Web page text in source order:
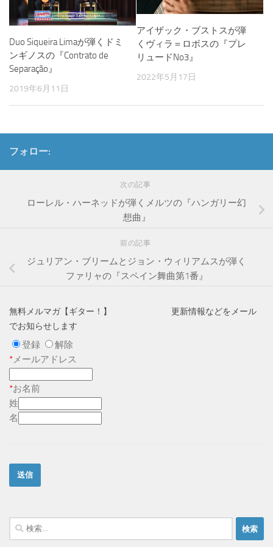
Duo Siqueira Limaが弾くドミ
ンギノスの『Contrato de
Separação』
2019年6月11日
アイザック・ブストスが弾
くヴィラ＝ロボスの『プレ
リュードNo3』
2022年5月17日
フォロー:
次の記事
ローレル・ハーネッドが弾くメルツの『ハンガリー幻
想曲』
前の記事
ジュリアン・ブリームとジョン・ウィリアムスが弾く
ファリャの『スペイン舞曲第1番』
無料メルマガ【ギター！】 更新情報などをメール
でお知らせします
登録
解除
*メールアドレス
*お名前
姓
名
検
索: